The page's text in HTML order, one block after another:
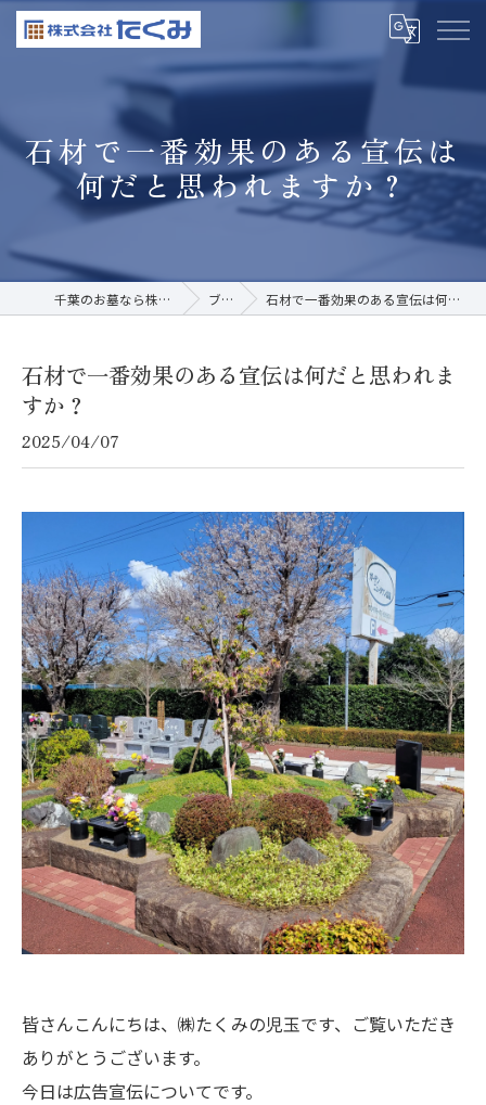
石材で一番効果のある宣伝は
何だと思われますか？
千葉のお墓なら株式会社たくみ ブログ 石材で一番効果のある宣伝は何だと思われますか？
石材で一番効果のある宣伝は何だと思われま
すか？
2025/04/07
皆さんこんにちは、㈱たくみの児玉です、ご覧いただき
ありがとうございます。
今日は広告宣伝についてです。